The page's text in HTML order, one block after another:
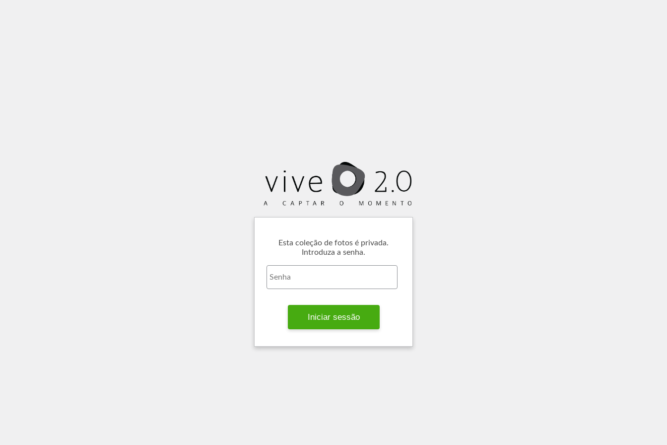
Esta coleção de fotos é privada.
Introduza a senha.
Iniciar sessão